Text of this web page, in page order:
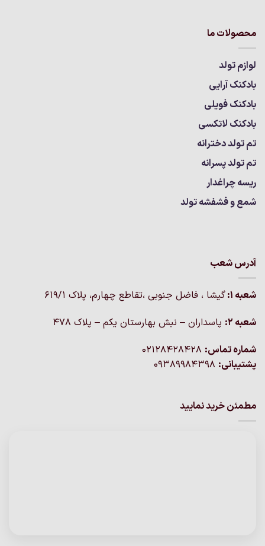
محصولات ما
لوازم تولد
بادکنک آرایی
بادکنک فویلی
بادکنک لاتکسی
تم تولد دخترانه
تم تولد پسرانه
ریسه چراغدار
شمع و فشفشه تولد
آدرس شعب
شعبه 1:
گيشا ، فاضل جنوبی ،تقاطع چهارم، پلاک 619/1
شعبه 2:
پاسداران – نبش بهارستان یکم – پلاک ۴۷۸
شماره تماس:
پشتیبانی:
مطمئن خرید نمایید